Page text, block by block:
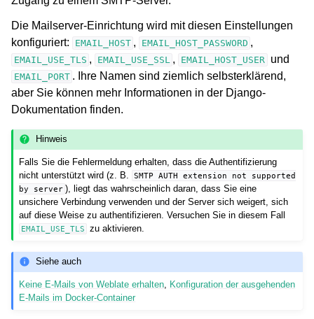
Die Mailserver-Einrichtung wird mit diesen Einstellungen
konfiguriert:
EMAIL_HOST , EMAIL_HOST_PASSWORD ,
EMAIL_USE_TLS , EMAIL_USE_SSL , EMAIL_HOST_USER und
EMAIL_PORT . Ihre Namen sind ziemlich selbsterklärend,
aber Sie können mehr Informationen in der Django-
Dokumentation finden.
Hinweis
Falls Sie die Fehlermeldung erhalten, dass die Authentifizierung
nicht unterstützt wird (z. B.
SMTP AUTH extension not
supported
by
server ), liegt das wahrscheinlich daran, dass Sie eine
unsichere Verbindung verwenden und der Server sich weigert, sich
auf diese Weise zu authentifizieren. Versuchen Sie in diesem Fall
EMAIL_USE_TLS zu aktivieren.
Siehe auch
Keine E-Mails von Weblate erhalten Konfiguration der ausgehenden
E-Mails im Docker-Container